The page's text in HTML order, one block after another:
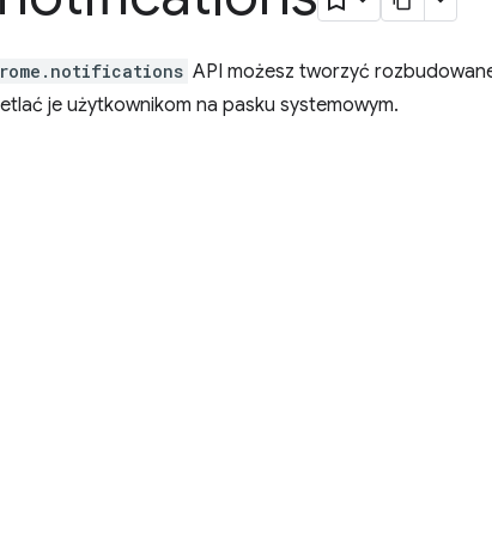
API możesz tworzyć
je użytkownikom na pasku systemowym.